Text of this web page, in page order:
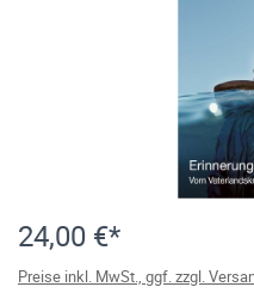
24,00 €*
Preise inkl. MwSt., ggf. zzgl.